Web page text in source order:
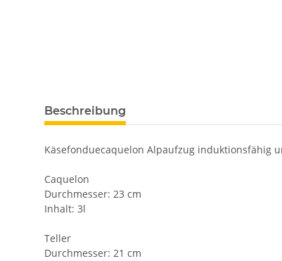
Beschreibung
Käsefonduecaquelon Alpaufzug induktionsfähig
Caquelon
Durchmesser: 23 cm
Inhalt: 3l
Teller
Durchmesser: 21 cm